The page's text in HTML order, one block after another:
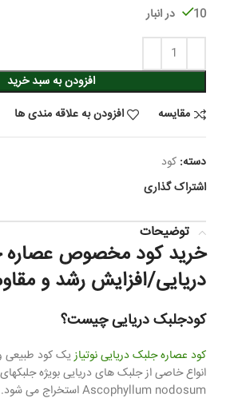
10 در انبار
افزودن به سبد خرید
مقایسه
افزودن به علاقه مندی ها
دسته: کود
اشتراک گذاری
توضیحات
خرید کود مخصوص
دریایی/افزایش رشد و
کودجلبک دریایی چیست؟
کود عصاره جلبک دریایی نوتیازیک کود طبیعی
انواع خاصی از جلبک های دریایی بویژه
Ascophyllum nodosum استخراج می شود.